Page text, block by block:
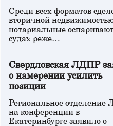
Среди всех форматов
вторичной
нотариальные
судах реже…
Свердловская ЛДПР
о намерении усилить
позиции
Региональное
на конференции в
Екатеринбурге заявило о